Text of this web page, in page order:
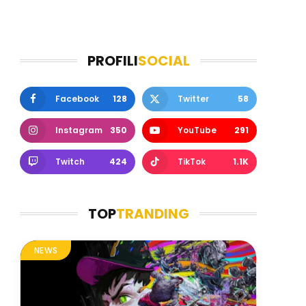
PROFILISOCIAL
Facebook 128 Twitter 58
Instagram 350 YouTube 291
Twitch 424 TikTok 1.1K
TOPTRANDING
NEWS